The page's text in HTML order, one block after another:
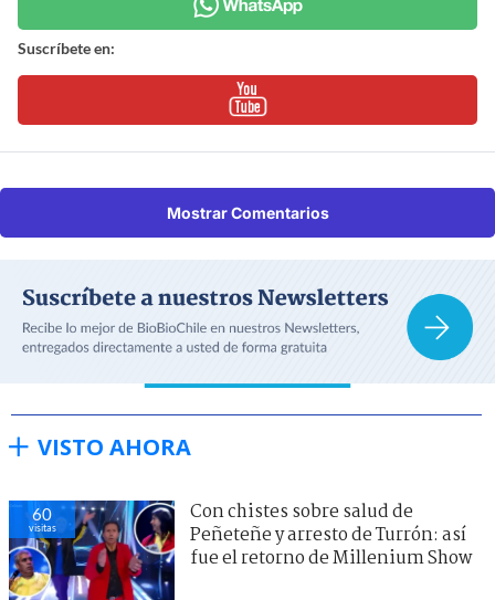
Suscríbete en:
Mostrar Comentarios
VISTO AHORA
60
visitas
Con chistes sobre salud de
Peñeteñe y arresto de Turrón: así
fue el retorno de Millenium Show